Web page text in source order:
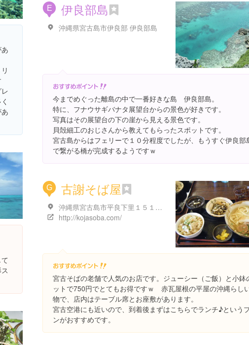
E 伊良部島
沖縄県宮古島市伊良部 伊良部島
今までめぐった離島の中で一番好きな島 伊良部島。
特に、フナウサギバナタ展望台からの景色が好きです。
写真はその展望台の下の崖から見える景色です。
貝殻細工のおじさんから教えてもらったスポットです。
宮古島からはフェリーで１０分程度でしたが、もうすぐ伊良部
で繋がる橋が完成するようですｗ
G 古謝そば屋
沖縄県宮古島市平良下里１５１７-１
http://kojasoba.com/
宮古そばの老舗で人気のお店です。ジューシー（ご飯）と小鉢
ットで750円でとてもお得ですｗ 赤瓦屋根の平屋の沖縄らし
物で、店内はテーブル席とお座敷があります。
宮古空港にも近いので、到着後まずはこちらでランチ♪という
ンがおすすめです。